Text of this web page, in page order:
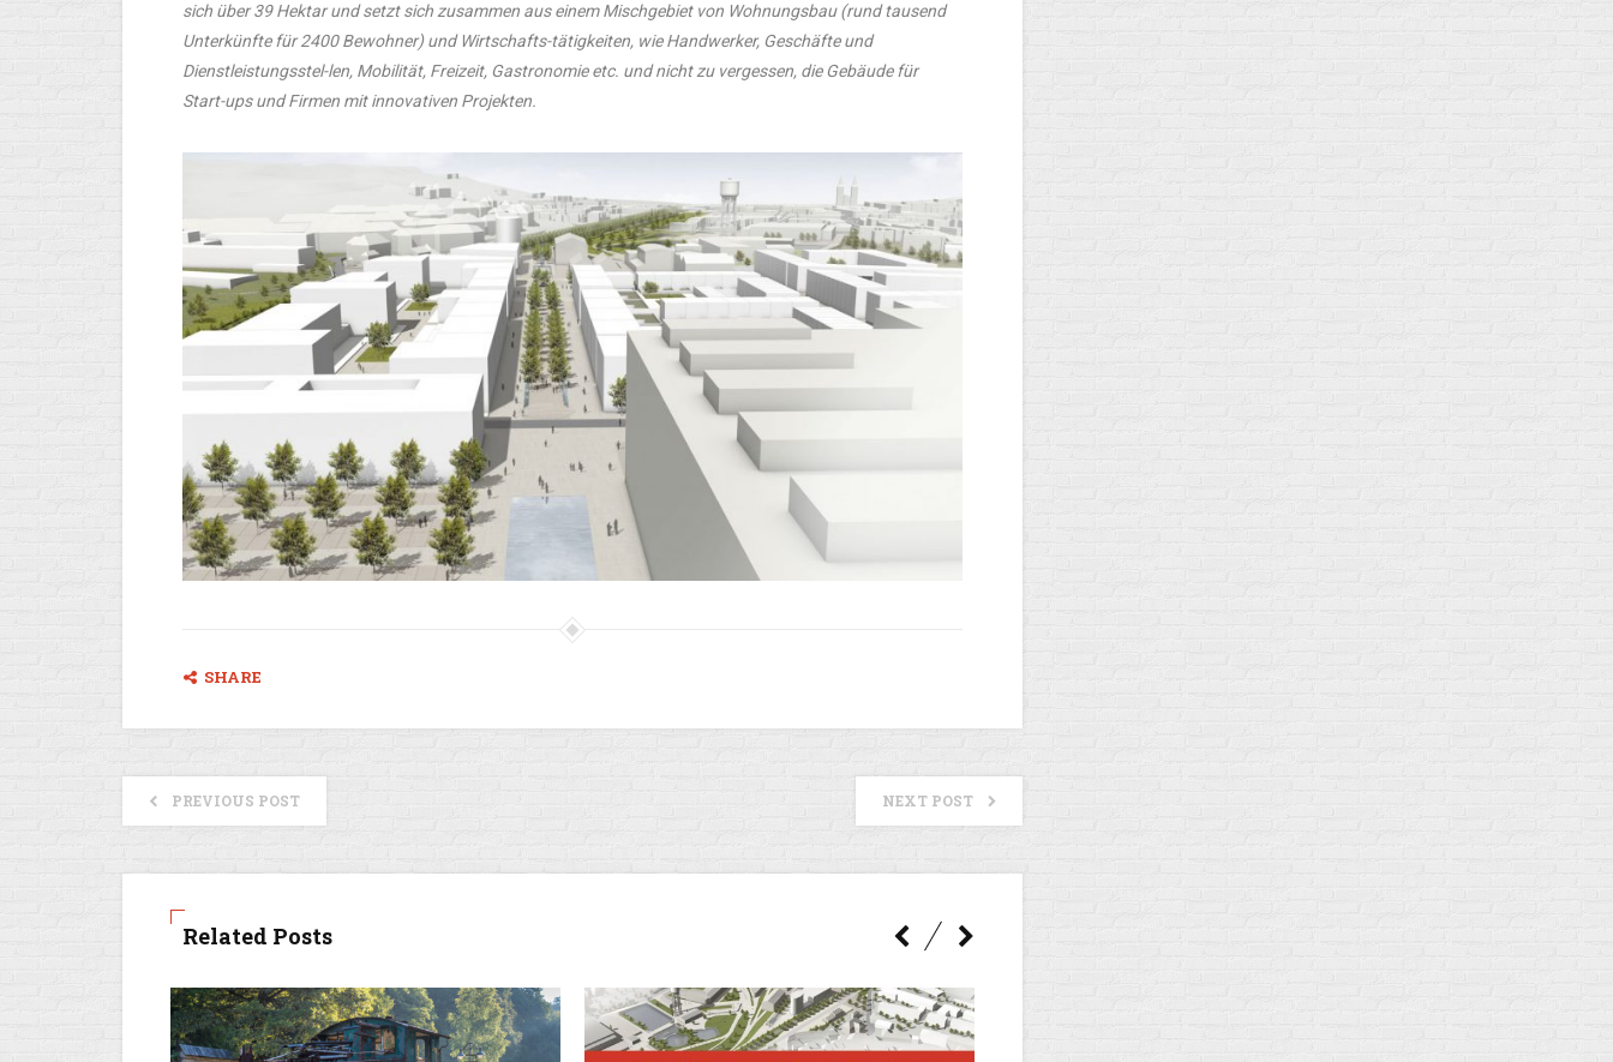
sich über 39 Hektar und setzt sich zusammen aus einem Mischgebiet von Wohnungsbau (rund tausend
Unterkünfte für 2400 Bewohner) und Wirtschafts-tätigkeiten, wie Handwerker, Geschäfte und
Dienstleistungsstel-len, Mobilität, Freizeit, Gastronomie etc. und nicht zu vergessen, die Gebäude für
Start-ups und Firmen mit innovativen Projekten.
SHARE
PREVIOUS POST NEXT POST
Related Posts